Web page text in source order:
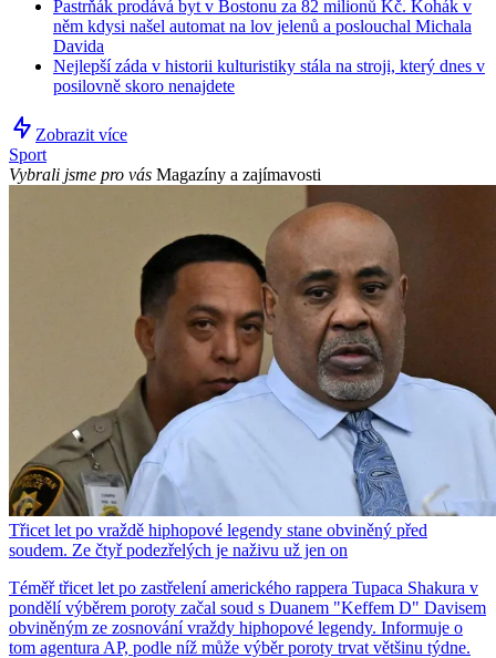
Pastrňák prodává byt v Bostonu za 82 milionů Kč. Kohák v
něm kdysi našel automat na lov jelenů a poslouchal Michala
Davida
Nejlepší záda v historii kulturistiky stála na stroji, který dnes v
posilovně skoro nenajdete
Zobrazit více
Sport
Vybrali jsme pro vás Magazíny a zajímavosti
Třicet let po vraždě hiphopové legendy stane obviněný před
soudem. Ze čtyř podezřelých je naživu už jen on
Téměř třicet let po zastřelení amerického rappera Tupaca Shakura v
pondělí výběrem poroty začal soud s Duanem "Keffem D" Davisem
obviněným ze zosnování vraždy hiphopové legendy. Informuje o
tom agentura AP, podle níž může výběr poroty trvat většinu týdne.